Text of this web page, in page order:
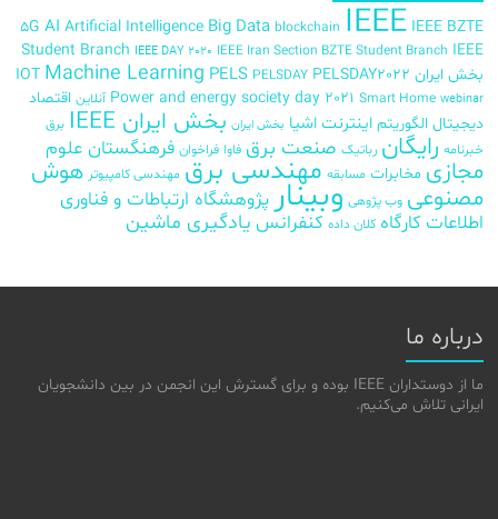
5G AI Artificial Intelligence Big Data blockchain IEEE IEEE BZTE
Student Branch IEEE DAY 2020 IEEE Iran Section BZTE Student Branch IEEE
بخش ایران
IOT Machine Learning PELS PELSDAY PELSDAY2022
Power and energy society day 2021 Smart Home webinar آنلاین اقتصاد
دیجیتال الگوریتم اینترنت اشیا بخش ایران بخش ایران IEEE
برق
خبرنامه رایگان رباتیک صنعت برق فاوا فراخوان فرهنگستان علوم
مجازی مخابرات مسابقه مهندسی برق مهندسی کامپیوتر هوش
مصنوعی وب پژوهی وبینارپژوهشگاه ارتباطات و فناوری
اطلاعات کارگاه کلان داده کنفرانس یادگیری ماشین
درباره ما
ما از دوستداران IEEE بوده و برای گسترش این انجمن در بین دانشجویان
ایرانی تلاش می‌کنیم.